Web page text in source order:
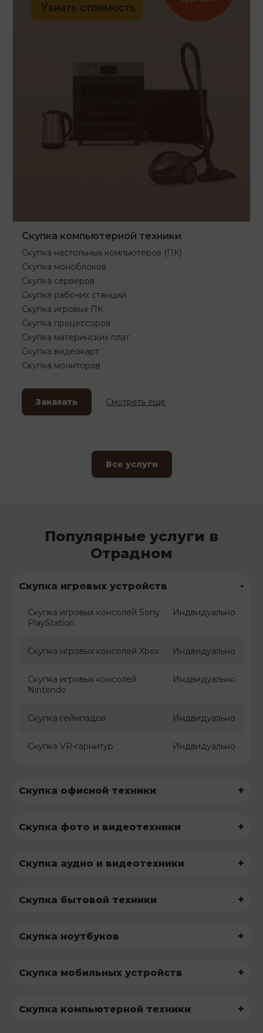
Скупка компьютерной техники
Скупка настольных компьютеров (ПК)
Скупка моноблоков
Скупка серверов
Скупка рабочих станций
Скупка игровых ПК
Скупка процессоров
Скупка материнских плат
Скупка видеокарт
Скупка мониторов
Заказать Смотреть еще
Все услуги
Популярные услуги в
Отрадном
Скупка игровых устройств -
Скупка игровых консолей Sony
PlayStation
Индвидуально
Скупка игровых консолей Xbox Индвидуально
Скупка игровых консолей
Nintendo
Индвидуально
Скупка геймпадов Индвидуально
Скупка VR-гарнитур Индвидуально
Скупка офисной техники +
Скупка фото и видеотехники +
Скупка аудио и видеотехники +
Скупка бытовой техники +
Скупка ноутбуков +
Скупка мобильных устройств +
Скупка компьютерной техники +